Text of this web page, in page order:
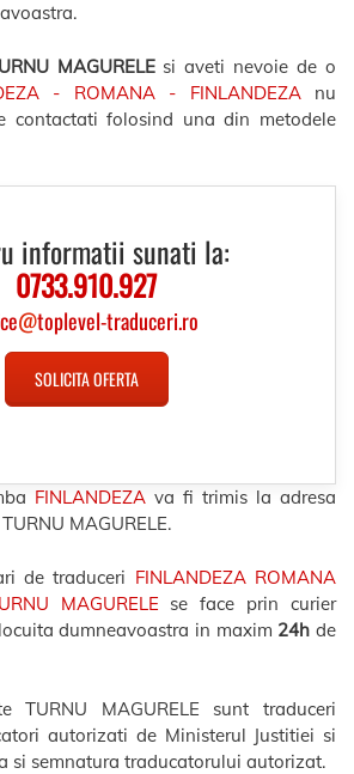
MAGURELEsi aveti nevoie de o
- ROMANA - FINLANDEZAnu
contactati folosind una din metodele
informatii sunati la:
0733.910.927
@toplevel-traduceri.ro
SOLICITA OFERTA
FINLANDEZA va fi trimis la adresa
MAGURELE.
de traduceri FINLANDEZA ROMANA
MAGURELE se face prin curier
dumneavoastra in maxim 24h de
TURNU MAGURELE sunt traduceri
autorizati de Ministerul Justitiei si
si semnatura traducatorului autorizat.